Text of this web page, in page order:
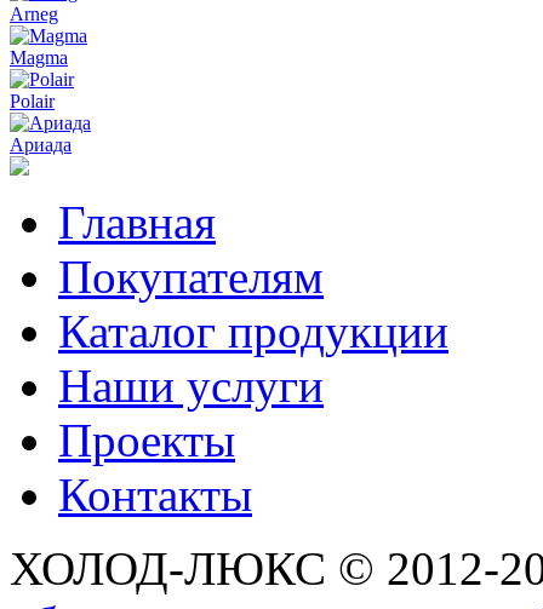
Arneg
Magma
Polair
Ариада
Главная
Покупателям
Каталог продукции
Наши услуги
Проекты
Контакты
ХОЛОД-ЛЮКС © 2012-